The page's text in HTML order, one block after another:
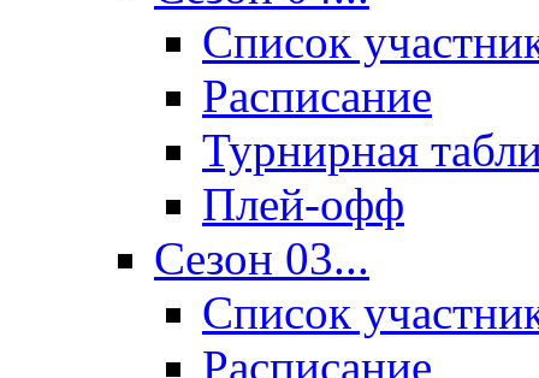
Список
Расписание
Турнирная
Плей-офф
Сезон 03...
Список
Расписание